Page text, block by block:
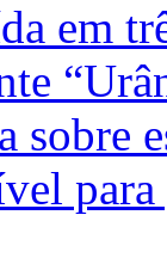
em
sobre
para